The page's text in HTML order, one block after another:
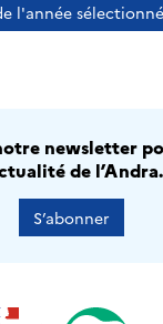
l'année
newsletter
de l’Andra.
S’abonner